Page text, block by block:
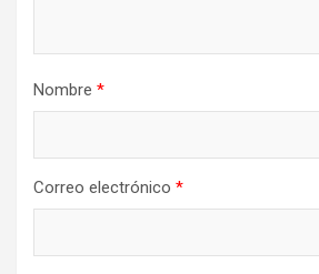
Nombre *
Correo electrónico *